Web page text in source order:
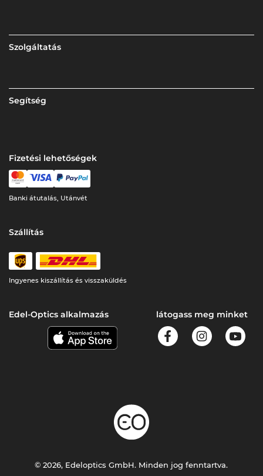
Szolgáltatás
Segítség
Fizetési lehetőségek
Banki átutalás, Utánvét
Szállítás
Ingyenes kiszállítás és visszaküldés
Edel-Optics alkalmazás látogass meg minket
© 2026, Edeloptics GmbH. Minden jog fenntartva.